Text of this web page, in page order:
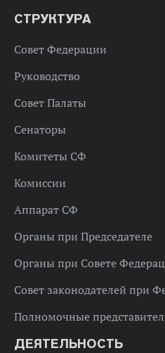
СТРУКТУРА
Совет Федерации
Руководство
Совет Палаты
Сенаторы
Комитеты СФ
Комиссии
Аппарат СФ
Органы при Председателе
Органы при Совете
Совет законодателей при
Полномочные
ДЕЯТЕЛЬНОСТЬ